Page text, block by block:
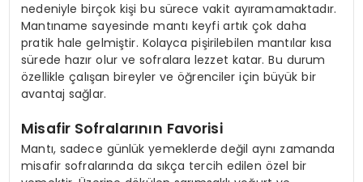
nedeniyle birçok kişi bu sürece vakit ayıramamaktadır.
Mantıname sayesinde mantı keyfi artık çok daha
pratik hale gelmiştir. Kolayca pişirilebilen mantılar kısa
sürede hazır olur ve sofralara lezzet katar. Bu durum
özellikle çalışan bireyler ve öğrenciler için büyük bir
avantaj sağlar.
Misafir Sofralarının Favorisi
Mantı, sadece günlük yemeklerde değil aynı zamanda
misafir sofralarında da sıkça tercih edilen özel bir